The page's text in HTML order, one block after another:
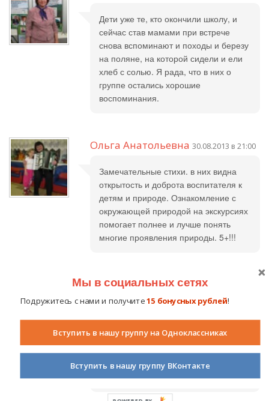
Дети уже те, кто окончили школу, и
сейчас став мамами при встрече
снова вспоминают и походы и березу
на поляне, на которой сидели и ели
хлеб с солью. Я рада, что в них о
группе остались хорошие
воспоминания.
Ольга Анатольевна 30.08.2013 в 21:00
Замечательные стихи. в них видна
открытость и доброта воспитателя к
детям и природе. Ознакомление с
окружающей природой на экскурсиях
помогает полнее и лучше понять
многие проявления природы. 5+!!!
Нина Ивановна 02.09.2013 в 11:28
Проведенные хороводы и песни у
родничков и спортивные
соревнования, оставляют добрые
воспоминания в душе каждого
ребенка.
Мы в социальных сетях
Подружитесь с нами и получите15 бонусных рублей!
Вступить в нашу группу на Одноклассниках
Вступить в нашу группу ВКонтакте